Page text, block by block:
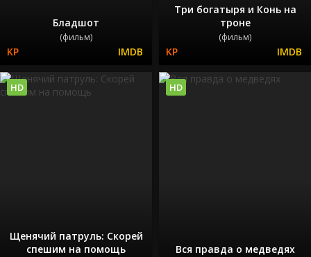
Бладшот
(фильм)
Три богатыря и Конь на
троне
(фильм)
Щенячий патруль: Скорей
спешим на помощь
HD
Вся правда о медведях
HD